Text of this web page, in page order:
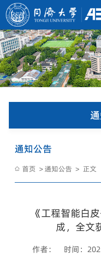
通知公告
首页 通知公告 正文
《工程智能白
成，全文
作者： 时间：